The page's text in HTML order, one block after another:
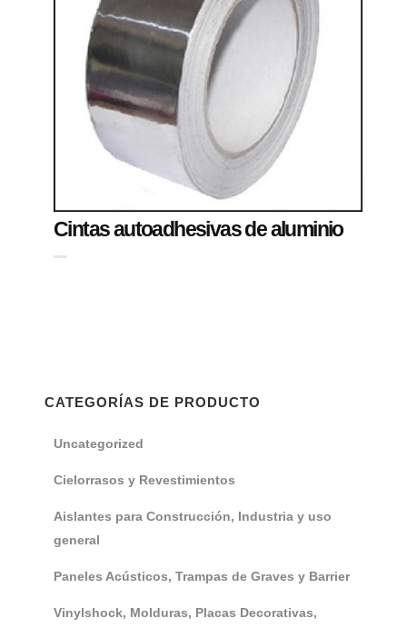
Cintas autoadhesivas de aluminio
CATEGORÍAS DE PRODUCTO
Uncategorized
Cielorrasos y Revestimientos
Aislantes para Construcción, Industria y uso
general
Paneles Acústicos, Trampas de Graves y Barrier
Vinylshock, Molduras, Placas Decorativas,